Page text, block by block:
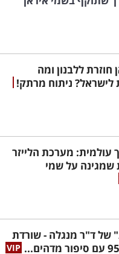
חוזרת ללבנון ומה
ניתוח מרתק!
עולמית: מערכת הלייזר
שמגינה על שמי
של ד"ר מנגלה - שורדת